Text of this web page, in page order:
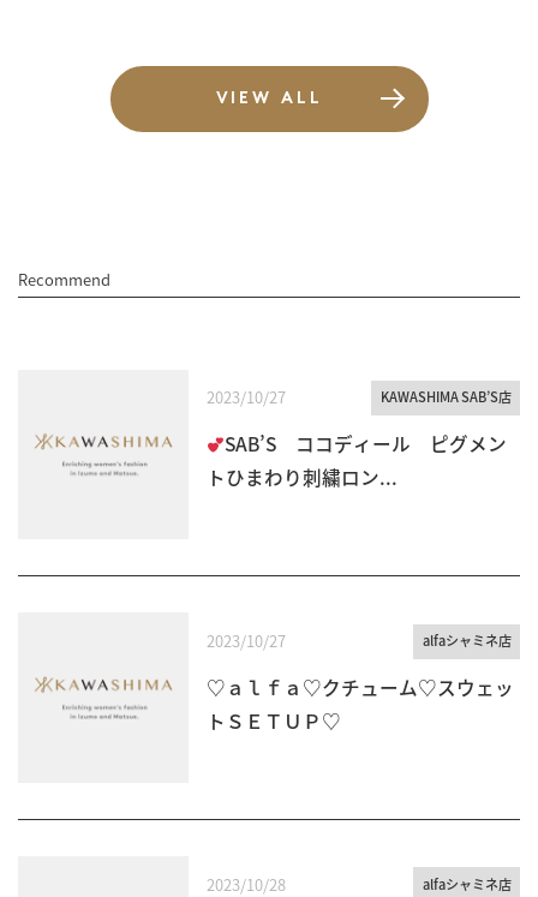
VIEW ALL
Recommend
2023/10/27 KAWASHIMA SAB’S店
SAB’S ココディール ピグメン
トひまわり刺繍ロン...
2023/10/27 alfaシャミネ店
♡ａｌｆａ♡クチューム♡スウェッ
トＳＥＴＵＰ♡
2023/10/28 alfaシャミネ店